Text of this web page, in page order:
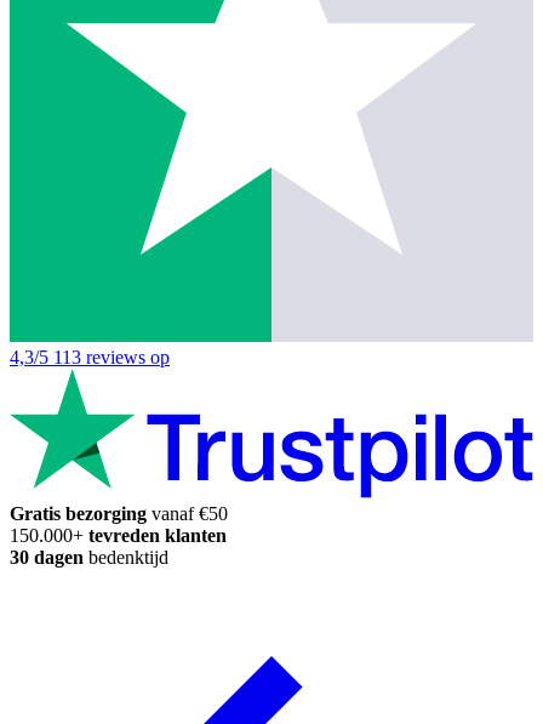
4,3/5 113 reviews op
Gratis bezorging vanaf €50
150.000+ tevreden klanten
30 dagen bedenktijd